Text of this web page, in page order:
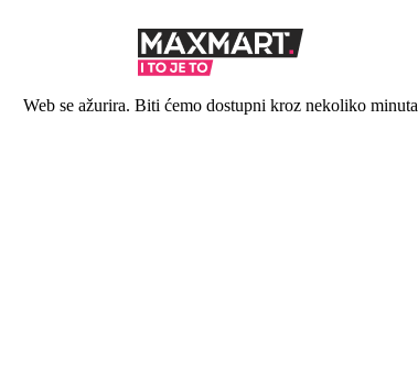
Web se ažurira. Biti ćemo dostupni kroz nekoliko minuta